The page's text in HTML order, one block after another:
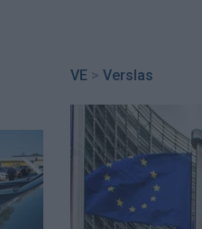
VE > Verslas